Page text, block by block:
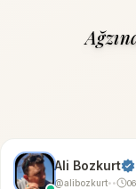
Ali Bozkurt
@alibozkurt• •